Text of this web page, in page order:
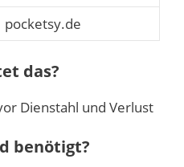
pocketsy.de
das?
Dienstahl und Verlust
benötigt?